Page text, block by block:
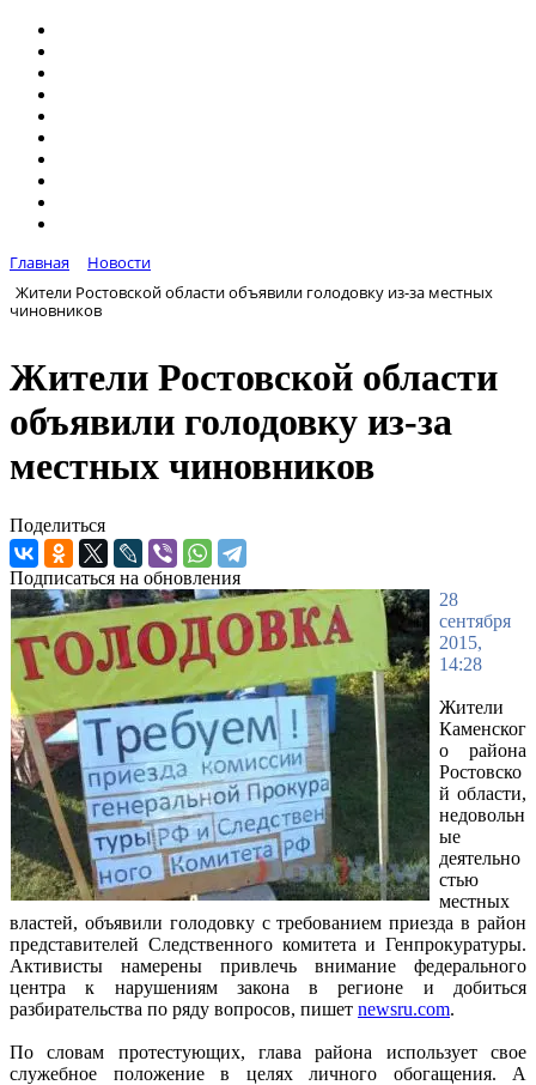
Главная
Новости
Жители Ростовской области объявили голодовку из-за местных
чиновников
Жители Ростовской области
объявили голодовку из-за
местных чиновников
Поделиться
Подписаться на обновления
28
сентября
2015,
14:28
Жители
Каменског
о района
Ростовско
й области,
недовольн
ые
деятельно
стью
местных
властей, объявили голодовку с требованием приезда в район
представителей Следственного комитета и Генпрокуратуры.
Активисты намерены привлечь внимание федерального
центра к нарушениям закона в регионе и добиться
разбирательства по ряду вопросов, пишет newsru.com.
По словам протестующих, глава района использует свое
служебное положение в целях личного обогащения. А